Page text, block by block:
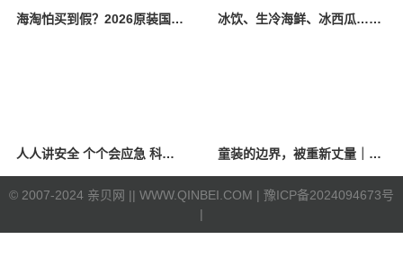
海淘怕买到假？2026原装国产羊奶粉靠谱的正规品牌有哪些？ 冰饮、生冷海鲜、冰西瓜……泉州人夏季“标配”饮食极易引发胃肠炎
人人讲安全 个个会应急 科学应对防震避险 童装的边界，被重新丈量｜2026中国国际时装周·童话小镇圆满收官
© 2007-2024 亲贝网 || WWW.QINBEI.COM | 豫ICP备2024094673号
|